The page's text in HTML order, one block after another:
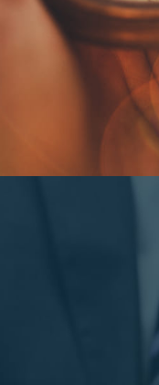
売りたい 流れ
運営会社